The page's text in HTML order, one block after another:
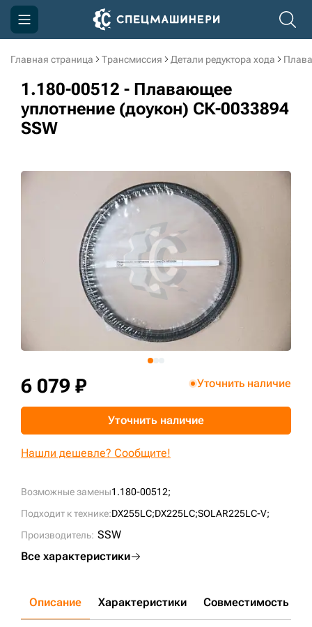
Главная страница Трансмиссия Детали редуктора хода
1.180-00512 - Плавающее
уплотнение (доукон) СК-0033894
SSW
Возможные замены1.180-00512;
Подходит к технике:DX255LC;DX225LC;SOLAR225LC-V;
Производитель: SSW
Все характеристики
6 079 ₽ Уточнить наличие
Уточнить наличие
Нашли дешевле? Сообщите!
Описание Характеристики Совместимость
Компания
Акции
Доставка и оплата
3D тур по производству
3D тур по складам
sksale@skdst.ru
+7 (499) 394-50-93